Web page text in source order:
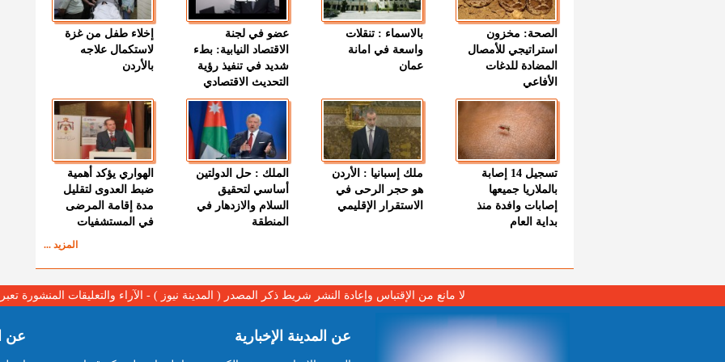
الصحة: مخزون
استراتيجي للأمصال
المضادة للدغات
الأفاعي
بالاسماء : تنقلات
واسعة في امانة
عمان
عضو في لجنة
الاقتصاد النيابية: بطء
شديد في تنفيذ رؤية
التحديث الاقتصادي
إخلاء طفل من غزة
لاستكمال علاجه
بالأردن
تسجيل 14 إصابة
بالملاريا جميعها
إصابات وافدة منذ
بداية العام
ملك إسبانيا : الأردن
هو حجر الرحى في
الاستقرار الإقليمي
الملك : حل الدولتين
أساسي لتحقيق
السلام والازدهار في
المنطقة
الهواري يؤكد أهمية
ضبط العدوى لتقليل
مدة إقامة المرضى
في المستشفيات
المزيد ...
لا مانع من الإقتباس وإعادة النشر شريط ذكر المصدر ( المدينة نيوز ) - الآراء والتعليقات المنشورة
عن المدينة الإخبارية عن